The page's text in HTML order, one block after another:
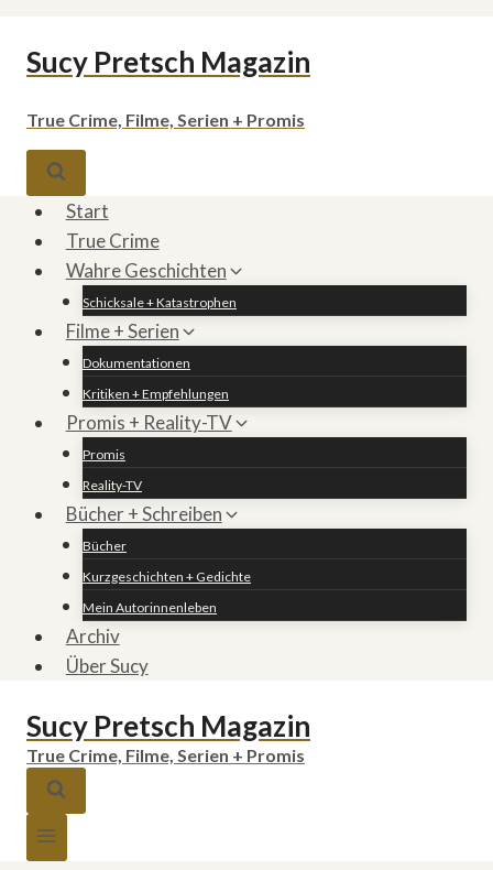
InhaltSucy Pretsch Magazin
True Crime, Filme, Serien + Promis
Start
True Crime
Wahre Geschichten
Schicksale + Katastrophen
Filme + Serien
Dokumentationen
Kritiken + Empfehlungen
Promis + Reality-TV
Promis
Reality-TV
Bücher + Schreiben
Bücher
Kurzgeschichten + Gedichte
Mein Autorinnenleben
Archiv
Über Sucy
Sucy Pretsch Magazin
True Crime, Filme, Serien + Promis